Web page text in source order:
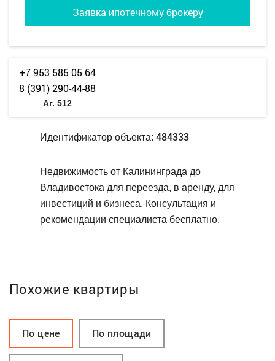
Заявка ипотечному брокеру
+7 953 585 05 64
8 (391) 290-44-88
Аг. 512
Идентификатор объекта: 484333
Недвижимость от Калининграда до
Владивостока для переезда, в аренду, для
инвестиций и бизнеса. Консультация и
рекомендации специалиста бесплатно.
Похожие квартиры
По цене По площади